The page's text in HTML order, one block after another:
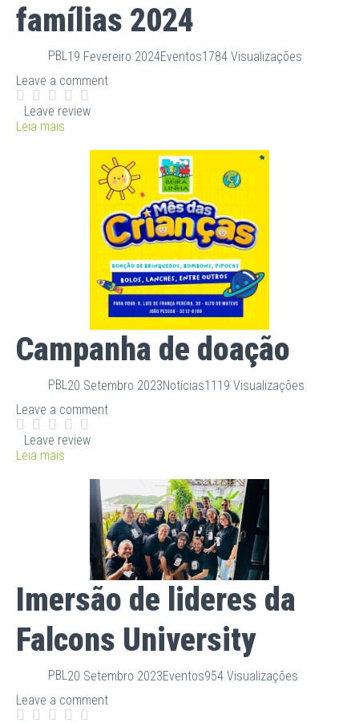
famílias 2024
PBL19 Fevereiro 2024Eventos1784 Visualizações
Leave a comment
Leave review
Leia mais
Campanha de doação
PBL20 Setembro 2023Notícias1119 Visualizações
Leave a comment
Leave review
Leia mais
Imersão de lideres da
Falcons University
PBL20 Setembro 2023Eventos954 Visualizações
Leave a comment